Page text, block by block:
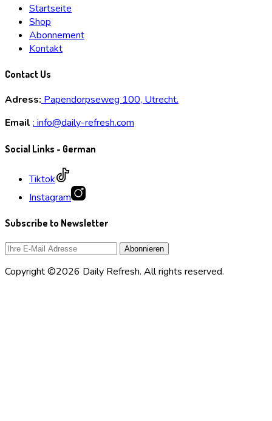
Startseite
Shop
Abonnement
Kontakt
Contact Us
Adress: Papendorpseweg 100, Utrecht.
Email : info@daily-refresh.com
Social Links - German
Tiktok
Instagram
Subscribe to Newsletter
Copyright ©2026 Daily Refresh. All rights reserved.